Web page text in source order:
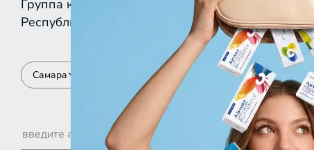
Группа компаний «Корд Оптика» - это более 100
Республике Татарстан, Самаре, Уфе, Рыбинске.
Самара